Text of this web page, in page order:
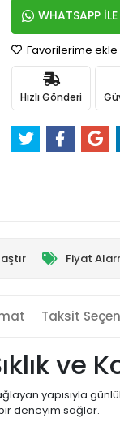
WHATSAPP
Favorilerime ekle
Hızlı Gönderi
Fiyat
Taksit
ve
yapısıyla
deneyim sağlar.